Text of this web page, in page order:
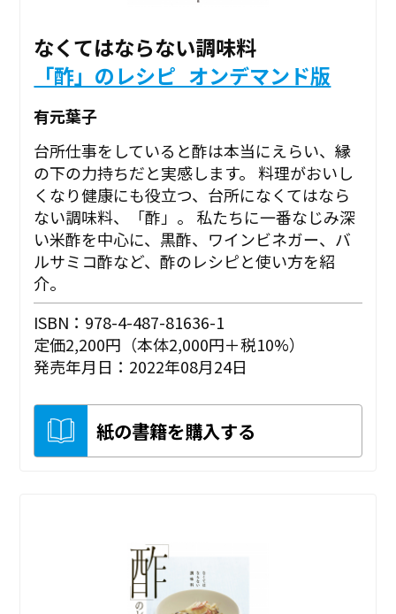
なくてはならない調味料
「酢」のレシピ_オンデマンド版
有元葉子
台所仕事をしていると酢は本当にえらい、縁
の下の力持ちだと実感します。 料理がおいし
くなり健康にも役立つ、台所になくてはなら
ない調味料、「酢」。 私たちに一番なじみ深
い米酢を中心に、黒酢、ワインビネガー、バ
ルサミコ酢など、酢のレシピと使い方を紹
介。
ISBN：978-4-487-81636-1
定価2,200円（本体2,000円＋税10%）
発売年月日：2022年08月24日
紙の書籍を購入する